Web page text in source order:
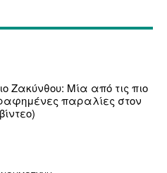
Ζακύνθου: Μία από τις πιο
παραλίες στον